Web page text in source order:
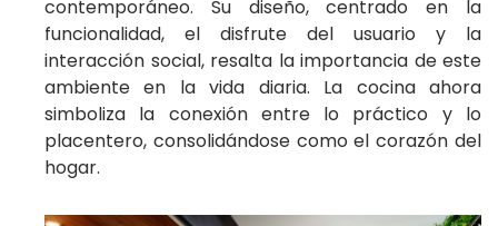
contemporáneo. Su diseño, centrado en la
funcionalidad, el disfrute del usuario y la
interacción social, resalta la importancia de este
ambiente en la vida diaria. La cocina ahora
simboliza la conexión entre lo práctico y lo
placentero, consolidándose como el corazón del
hogar.